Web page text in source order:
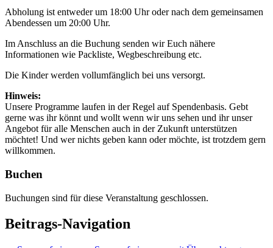
Abholung ist entweder um 18:00 Uhr oder nach dem gemeinsamen
Abendessen um 20:00 Uhr.
Im Anschluss an die Buchung senden wir Euch nähere
Informationen wie Packliste, Wegbeschreibung etc.
Die Kinder werden vollumfänglich bei uns versorgt.
Hinweis:
Unsere Programme laufen in der Regel auf Spendenbasis. Gebt
gerne was ihr könnt und wollt wenn wir uns sehen und ihr unser
Angebot für alle Menschen auch in der Zukunft unterstützen
möchtet! Und wer nichts geben kann oder möchte, ist trotzdem gern
willkommen.
Buchen
Buchungen sind für diese Veranstaltung geschlossen.
Beitrags-Navigation